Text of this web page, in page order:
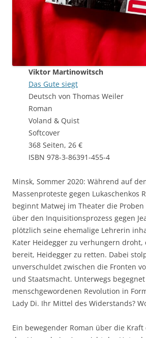
Viktor Martinowitsch
Das Gute siegt
Deutsch von Thomas Weiler
Roman
Voland & Quist
Softcover
368 Seiten, 26 €
ISBN 978-3-86391-455-4
Minsk, Sommer 2020: Während auf
Massenproteste gegen Lukaschenkos
beginnt Matwej im Theater die Proben
über den Inquisitionsprozess gegen
plötzlich seine ehemalige Lehrerin
Kater Heidegger zu verhungern
bereit, Heidegger zu retten. Dabei
unverschuldet zwischen die Fronten
und Staatsmacht. Unterwegs
menschgewordenen Revolution in
Lady Di. Ihr Mittel des Widerstands?
Ein bewegender Roman über die